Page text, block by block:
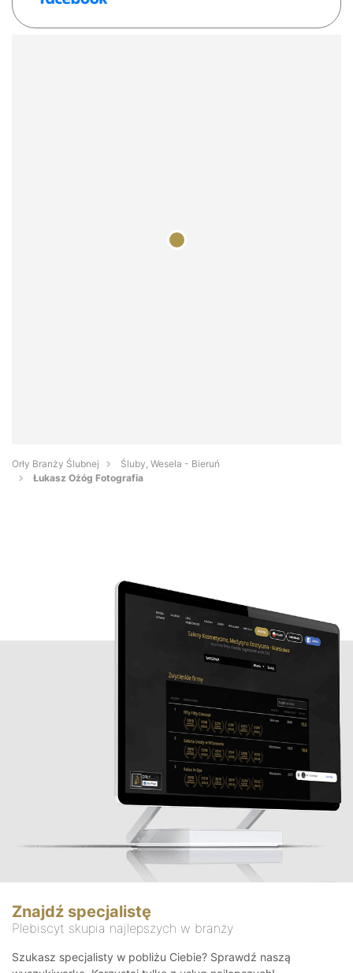
Orły Branży Ślubnej
Śluby, Wesela - Bieruń
Łukasz Ożóg Fotografia
Znajdź specjalistę
Plebiscyt skupia najlepszych w branży
Szukasz specjalisty w pobliżu Ciebie? Sprawdź naszą